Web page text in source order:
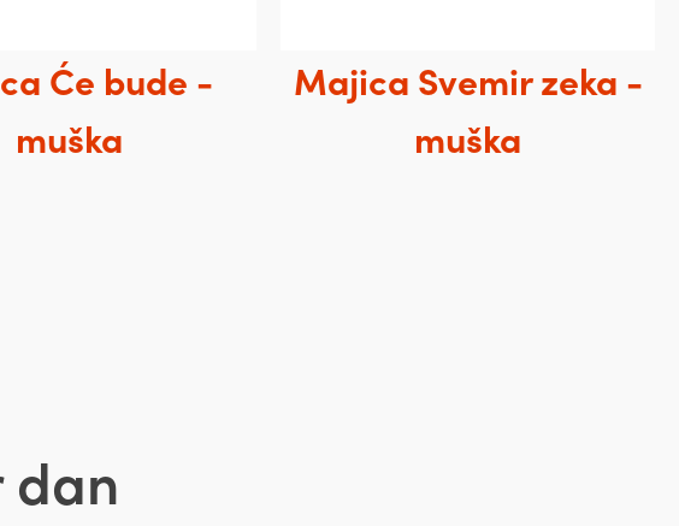
Će bude -
muška
Majica Svemir zeka -
muška
dan